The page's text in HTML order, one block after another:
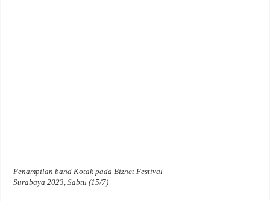
Penampilan band Kotak pada Biznet Festival
Surabaya 2023, Sabtu (15/7)